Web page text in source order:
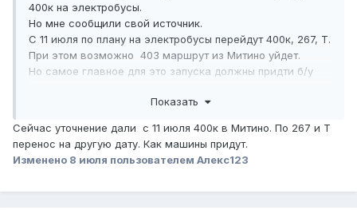
400к на электробусы.
Но мне сообщили свой источник.
С 11 июля по плану на электробусы перейдут 400к, 267, Т.
При этом возможно 403 маршрут из Митино уйдет.
Но самое главное для это запуска должны придти б/у
Показать
Сейчас уточнение дали с 11 июля 400к в Митино. По 267 и Т
перенос на другую дату. Как машины придут.
Изменено 8 июля пользователем Алекс123